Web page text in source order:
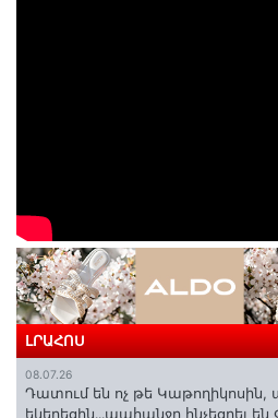
ԼՐԱՀՈՍ
08.07.26
Դատում են ոչ թե Կաթողիկոսին,
եկեղեցին․․․պահանջը հնչեցրել